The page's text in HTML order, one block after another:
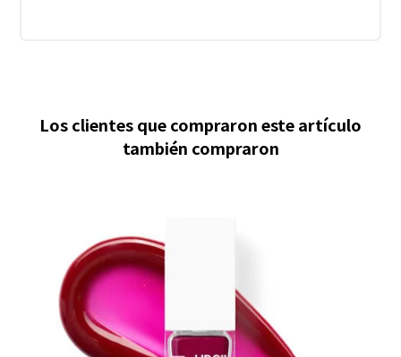
Los clientes que compraron este artículo
también compraron